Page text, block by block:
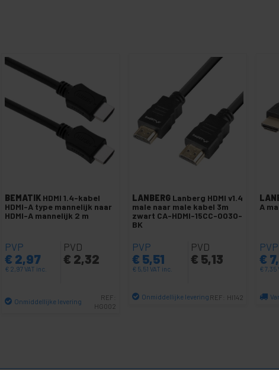
BEMATIK HDMI 1.4-kabel
HDMI-A type mannelijk naar
HDMI-A mannelijk 2 m
PVP
€ 2,97
€ 2,97VAT inc.
PVD
€ 2,32
Onmiddellijke levering
REF:
HG002
LANBERG Lanberg HDMI v1.4
male naar male kabel 3m
zwart CA-HDMI-15CC-0030-
BK
PVP
€ 5,51
€ 5,51 VAT inc.
PVD
€ 5,13
Onmiddellijke levering REF: HI142
A
PVP
€
€7,35